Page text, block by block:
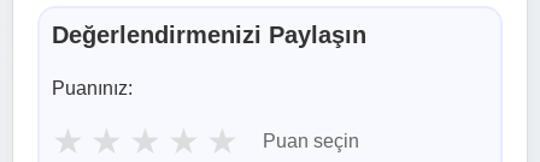
Değerlendirmenizi Paylaşın
Puanınız:
★ ★ ★ ★ ★ Puan seçin